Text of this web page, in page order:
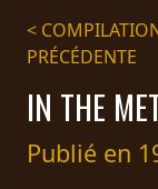
GALERIE
BIO
PANIER
<
PRÉCÉDENTE
IN THE
Publié en